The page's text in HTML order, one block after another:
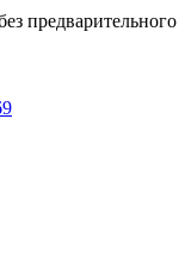
предварительного